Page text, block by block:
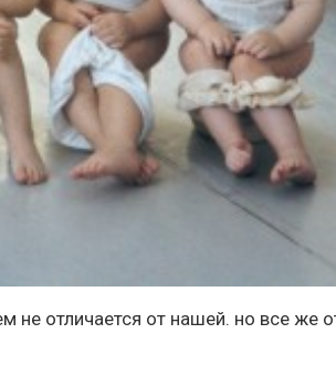
не отличается от нашей. но все же